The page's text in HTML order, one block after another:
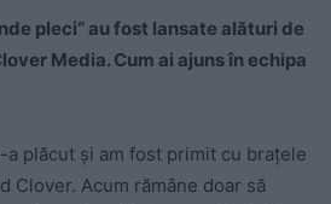
pleci“ au fost lansate alături de
Media. Cum ai ajuns în echipa
plăcut și am fost primit cu brațele
Clover. Acum rămâne doar să